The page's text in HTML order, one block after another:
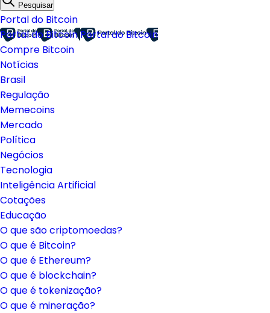
Pesquisar
Portal do Bitcoin
Portal do BitcoinPortal do Bitcoin
Compre Bitcoin
Notícias
Brasil
Regulação
Memecoins
Mercado
Política
Negócios
Tecnologia
Inteligência Artificial
Cotações
Educação
O que são criptomoedas?
O que é Bitcoin?
O que é Ethereum?
O que é blockchain?
O que é tokenização?
O que é mineração?